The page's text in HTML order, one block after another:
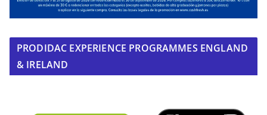
PRODIDAC EXPERIENCE PROGRAMMES ENGLAND
& IRELAND